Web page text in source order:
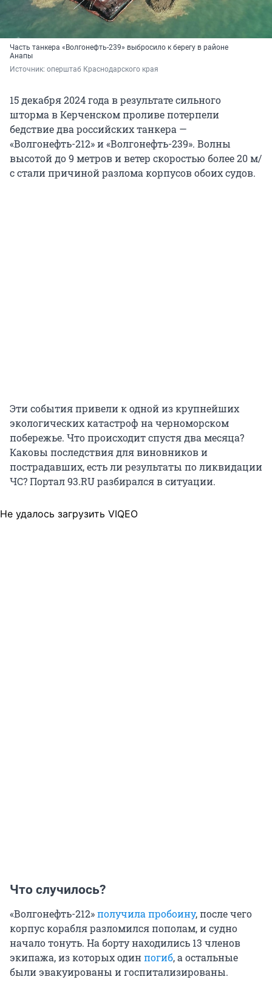
Часть танкера «Волгонефть-239» выбросило к берегу в районе
Анапы
Источник: оперштаб Краснодарского края
15 декабря 2024 года в результате сильного
шторма в Керченском проливе потерпели
бедствие два российских танкера —
«Волгонефть-212» и «Волгонефть-239». Волны
высотой до 9 метров и ветер скоростью более 20 м/
с стали причиной разлома корпусов обоих судов.
Эти события привели к одной из крупнейших
экологических катастроф на черноморском
побережье. Что происходит спустя два месяца?
Каковы последствия для виновников и
пострадавших, есть ли результаты по ликвидации
ЧС? Портал 93.RU разбирался в ситуации.
Не удалось загрузить VIQEO
Что случилось?
«Волгонефть-212»получила пробоину, после чего
корпус корабля разломился пополам, и судно
начало тонуть. На борту находились 13 членов
экипажа, из которых одинпогиб, а остальные
были эвакуированы и госпитализированы.